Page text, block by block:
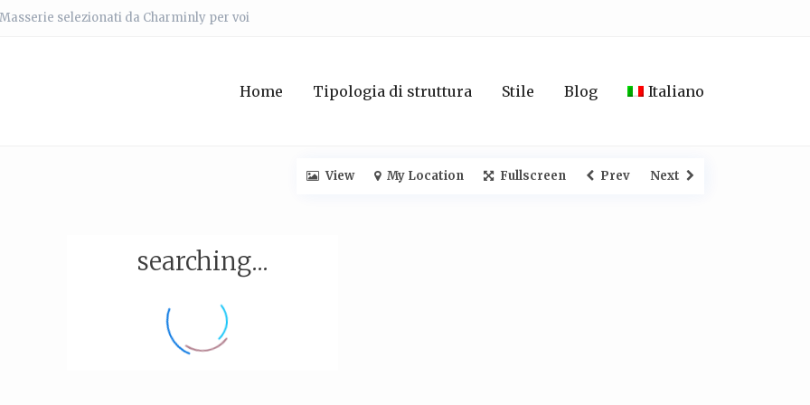
selezionati da Charminly per voi
Home Tipologia di struttura Stile Blog Italiano
searching...
View My Location Fullscreen Prev Next